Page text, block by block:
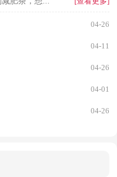
04-26
04-11
04-26
04-01
04-26